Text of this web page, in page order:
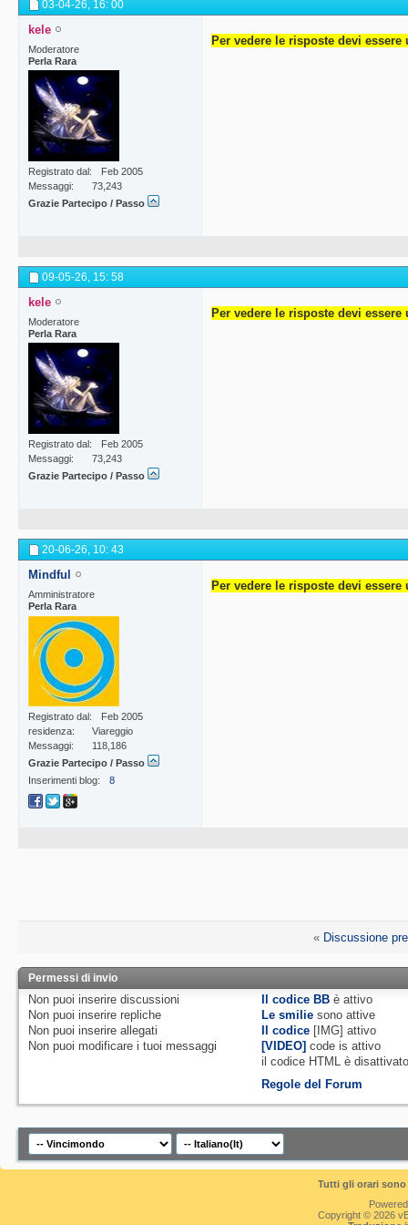
03-04-26, 16: 00
kele
Moderatore
Perla Rara
Registrato dal
Feb 2005
Messaggi
73,243
Grazie Partecipo / Passo
Per vedere le risposte devi essere
09-05-26, 15: 58
kele
Moderatore
Perla Rara
Registrato dal
Feb 2005
Messaggi
73,243
Grazie Partecipo / Passo
Per vedere le risposte devi
20-06-26, 10: 43
Mindful
Amministratore
Perla Rara
Registrato dal
Feb 2005
residenza
Viareggio
Messaggi
118,186
Grazie Partecipo / Passo
Inserimenti blog
8
Per vedere le risposte devi
« Discussione
Permessi di invio
Non puoi inserire discussioni
Non puoi inserire repliche
Non puoi inserire allegati
Non puoi modificare i tuoi messaggi
Il codice BB èattivo
Le smilie sono attive
Il codice [IMG]attivo
[VIDEO] code isattivo
il codice HTML è
Regole del Forum
Tutti gli orari
Copyright © 2026